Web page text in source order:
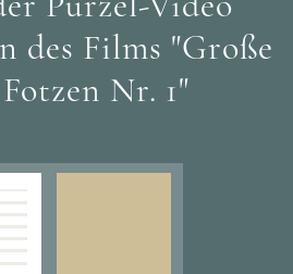
des Films "Große
Nr. 1"